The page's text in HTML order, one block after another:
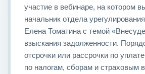
участие в вебинаре, на котором
начальник отдела
Елена Томатина с темой
взыскания задолженности.
отсрочки или рассрочки по
по налогам, сборам и страховым